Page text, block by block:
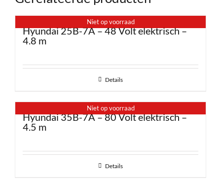
Niet op voorraad
Hyundai 25B-7A – 48 Volt elektrisch –
4.8 m
Details
Niet op voorraad
Hyundai 35B-7A – 80 Volt elektrisch –
4.5 m
Details